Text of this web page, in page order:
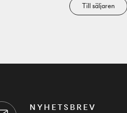
Till säljaren
NYHETSBREV